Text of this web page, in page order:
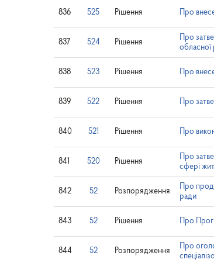
836 525 Рішення Про
837 524 Рішення
Про
обласної
838 523 Рішення Про
839 522 Рішення Про
840 521 Рішення Про
841 520 Рішення
Про
сфері
842 52 Розпорядження
Про
ради
843 52 Рішення Про
844 52 Розпорядження
Про